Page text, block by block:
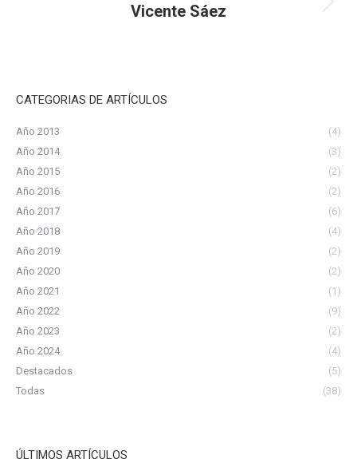
Next
Vicente Sáez
CATEGORIAS DE ARTÍCULOS
Año 2013
(4)
Año 2014
(3)
Año 2015
(2)
Año 2016
(2)
Año 2017
(6)
Año 2018
(4)
Año 2019
(2)
Año 2020
(2)
Año 2021
(1)
Año 2022
(9)
Año 2023
(2)
Año 2024
(4)
Destacados
(5)
Todas
(38)
ÚLTIMOS ARTÍCULOS